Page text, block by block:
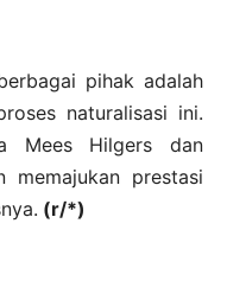
pihak adalah
naturalisasi ini.
Mees Hilgers dan
memajukan prestasi
(r/*)